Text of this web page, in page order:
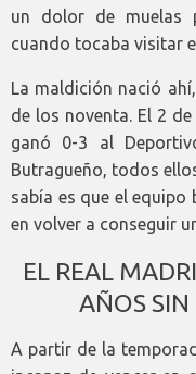
un dolor de muelas
cuando tocaba visitar
La maldición nació
de los noventa. El 2
ganó 0-3 al
Butragueño, todos
sabía es que el
en volver a conseguir
EL REAL
AÑOS SIN
A partir de la